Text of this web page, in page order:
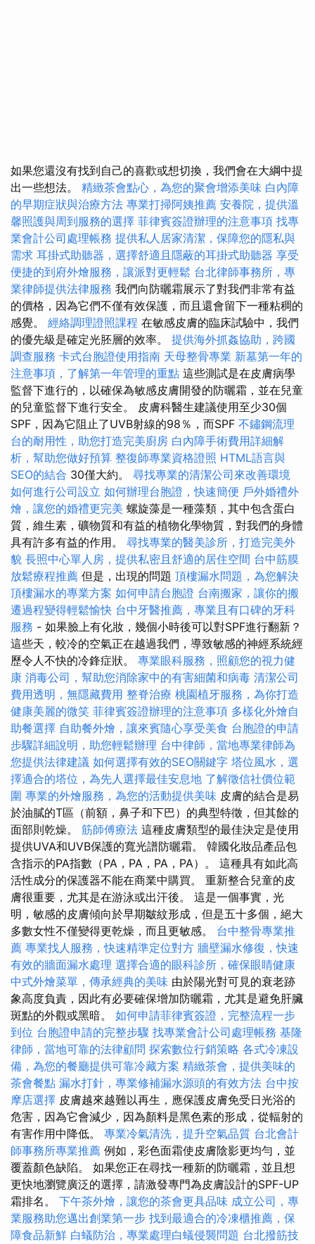
如果您還沒有找到自己的喜歡或想切換，我們會在大綱中提
出一些想法。 精緻茶會點心，為您的聚會增添美味 白內障
的早期症狀與治療方法 專業打掃阿姨推薦 安養院，提供溫
馨照護與周到服務的選擇 菲律賓簽證辦理的注意事項 找專
業會計公司處理帳務 提供私人居家清潔，保障您的隱私與
需求 耳掛式助聽器，選擇舒適且隱蔽的耳掛式助聽器 享受
便捷的到府外燴服務，讓派對更輕鬆 台北律師事務所，專
業律師提供法律服務 我們向防曬霜展示了對我們非常有益
的價格，因為它們不僅有效保護，而且還會留下一種粘稠的
感覺。 經絡調理證照課程 在敏感皮膚的臨床試驗中，我們
的優先級是確定光胚層的效率。 提供海外抓姦協助，跨國
調查服務 卡式台胞證使用指南 天母整骨專業 新墓第一年的
注意事項，了解第一年管理的重點 這些測試是在皮膚病學
監督下進行的，以確保為敏感皮膚開發的防曬霜，並在兒童
的兒童監督下進行安全。 皮膚科醫生建議使用至少30個
SPF，因為它阻止了UVB射線的98％，而SPF 不鏽鋼流理
台的耐用性，助您打造完美廚房 白內障手術費用詳細解
析，幫助您做好預算 整復師專業資格證照 HTML語言與
SEO的結合 30僅大約。 尋找專業的清潔公司來改善環境
如何進行公司設立 如何辦理台胞證，快速簡便 戶外婚禮外
燴，讓您的婚禮更完美 螺旋藻是一種藻類，其中包含蛋白
質，維生素，礦物質和有益的植物化學物質，對我們的身體
具有許多有益的作用。 尋找專業的醫美診所，打造完美外
貌 長照中心單人房，提供私密且舒適的居住空間 台中筋膜
放鬆療程推薦 但是，出現的問題 頂樓漏水問題，為您解決
頂樓漏水的專業方案 如何申請台胞證 台南搬家，讓你的搬
遷過程變得輕鬆愉快 台中牙醫推薦，專業且有口碑的牙科
服務 - 如果臉上有化妝，幾個小時後可以對SPF進行翻新？
這些天，較冷的空氣正在越過我們，導致敏感的神經系統經
歷令人不快的冷鋒症狀。 專業眼科服務，照顧您的視力健
康 消毒公司，幫助您消除家中的有害細菌和病毒 清潔公司
費用透明，無隱藏費用 整脊治療 桃園植牙服務，為你打造
健康美麗的微笑 菲律賓簽證辦理的注意事項 多樣化外燴自
助餐選擇 自助餐外燴，讓來賓隨心享受美食 台胞證的申請
步驟詳細說明，助您輕鬆辦理 台中律師，當地專業律師為
您提供法律建議 如何選擇有效的SEO關鍵字 塔位風水，選
擇適合的塔位，為先人選擇最佳安息地 了解徵信社價位範
圍 專業的外燴服務，為您的活動提供美味 皮膚的結合是易
於油膩的T區（前額，鼻子和下巴）的典型特徵，但其餘的
面部則乾燥。 筋師傅療法 這種皮膚類型的最佳決定是使用
提供UVA和UVB保護的寬光譜防曬霜。 韓國化妝品產品包
含指示的PA指數（PA，PA，PA，PA）。 這種具有如此高
活性成分的保護器不能在商業中購買。 重新整合兒童的皮
膚很重要，尤其是在游泳或出汗後。 這是一個事實，光
明，敏感的皮膚傾向於早期皺紋形成，但是五十多個，絕大
多數女性不僅變得更乾燥，而且更敏感。 台中整骨專業推
薦 專業找人服務，快速精準定位對方 牆壁漏水修復，快速
有效的牆面漏水處理 選擇合適的眼科診所，確保眼睛健康
中式外燴菜單，傳承經典的美味 由於陽光對可見的衰老跡
象高度負責，因此有必要確保增加防曬霜，尤其是避免肝臟
斑點的外觀或黑暗。 如何申請菲律賓簽證，完整流程一步
到位 台胞證申請的完整步驟 找專業會計公司處理帳務 基隆
律師，當地可靠的法律顧問 探索數位行銷策略 各式冷凍設
備，為您的餐廳提供可靠冷藏方案 精緻茶會，提供美味的
茶會餐點 漏水打針，專業修補漏水源頭的有效方法 台中按
摩店選擇 皮膚越來越難以再生，應保護皮膚免受日光浴的
危害，因為它會減少，因為顏料是黑色素的形成，從輻射的
有害作用中降低。 專業冷氣清洗，提升空氣品質 台北會計
師事務所專業推薦 例如，彩色面霜使皮膚陰影更均勻，並
覆蓋顏色缺陷。 如果您正在尋找一種新的防曬霜，並且想
更快地瀏覽廣泛的選擇，請激發專門為皮膚設計的SPF-UP
霜排名。 下午茶外燴，讓您的茶會更具品味 成立公司，專
業服務助您邁出創業第一步 找到最適合的冷凍櫃推薦，保
障食品新鮮 白蟻防治，專業處理白蟻侵襲問題 台北撥筋技